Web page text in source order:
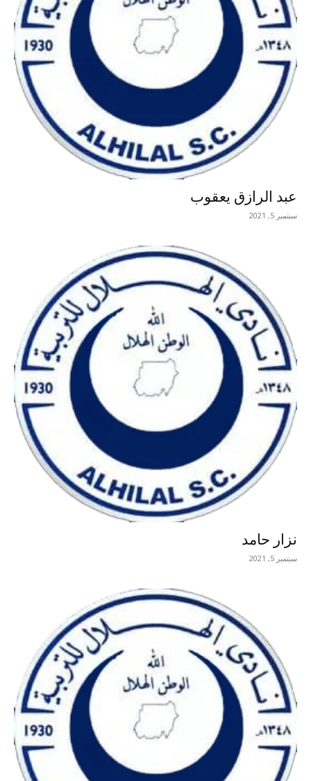
عبد الرازق يعقوب
سبتمبر 5, 2021
نزار حامد
سبتمبر 5, 2021